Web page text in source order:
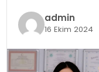
admin
16 Ekim 2024